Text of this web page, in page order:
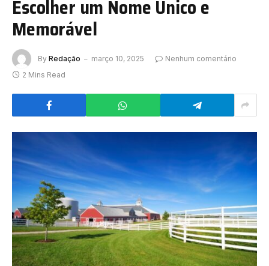
Escolher um Nome Único e
Memorável
By Redação março 10, 2025
Nenhum comentário
2 Mins Read